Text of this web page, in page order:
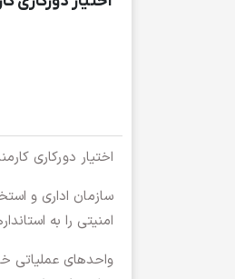
اختیار دورکاری
سازمان اداری و
امنیتی را به
واحد‌های عملیاتی